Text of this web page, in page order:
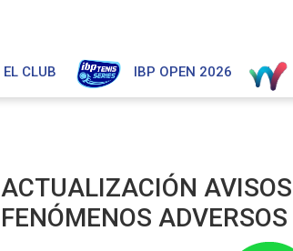
EL CLUB IBP OPEN 2026
ACTUALIZACIÓN AVISOS
FENÓMENOS ADVERSOS